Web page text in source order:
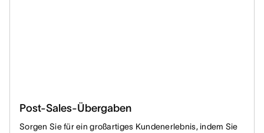
Post-Sales-Übergaben
Sorgen Sie für ein großartiges Kundenerlebnis, indem Sie